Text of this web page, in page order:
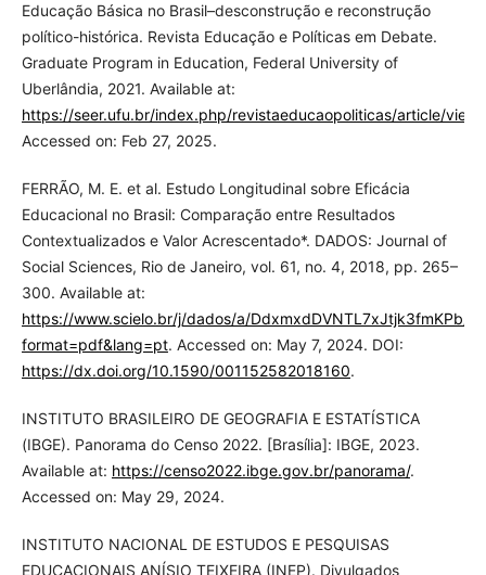
Educação Básica no Brasil–desconstrução e reconstrução
político-histórica. Revista Educação e Políticas em Debate.
Graduate Program in Education, Federal University of
Uberlândia, 2021. Available at:
https://seer.ufu.br/index.php/revistaeducaopoliticas/article/
Accessed on: Feb 27, 2025.
FERRÃO, M. E. et al. Estudo Longitudinal sobre Eficácia
Educacional no Brasil: Comparação entre Resultados
Contextualizados e Valor Acrescentado*. DADOS: Journal of
Social Sciences, Rio de Janeiro, vol. 61, no. 4, 2018, pp. 265–
300. Available at:
https://www.scielo.br/j/dados/a/DdxmxdDVNTL7xJtjk3fmKPb/?
format=pdf&lang=pt. Accessed on: May 7, 2024. DOI:
https://dx.doi.org/10.1590/001152582018160.
INSTITUTO BRASILEIRO DE GEOGRAFIA E ESTATÍSTICA
(IBGE). Panorama do Censo 2022. [Brasília]: IBGE, 2023.
Available at: https://censo2022.ibge.gov.br/panorama/.
Accessed on: May 29, 2024.
INSTITUTO NACIONAL DE ESTUDOS E PESQUISAS
EDUCACIONAIS ANÍSIO TEIXEIRA (INEP). Divulgados